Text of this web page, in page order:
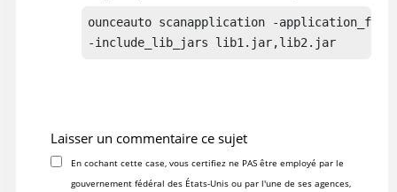
ounceauto scanapplication -
-include_lib_jars lib1.jar,lib2.jar
Laisser un commentaire ce sujet
En cochant cette case, vous certifiez ne PAS être employé par le
gouvernement fédéral des États-Unis ou par l'une de ses agences,